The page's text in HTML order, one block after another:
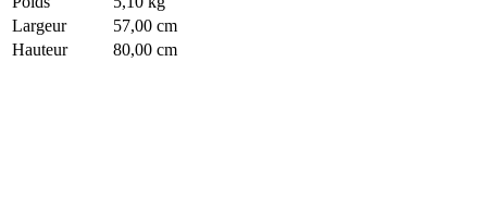
Largeur
57,00 cm
Hauteur
80,00 cm